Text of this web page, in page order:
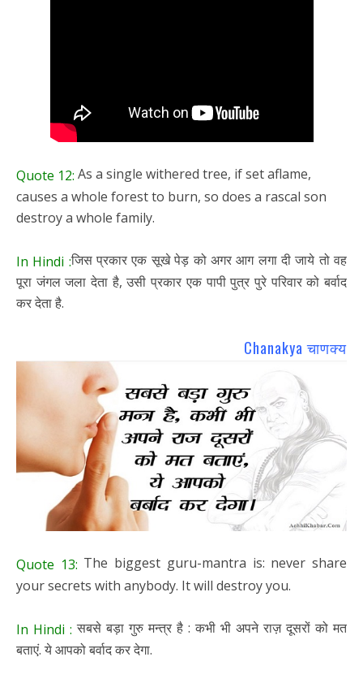
Quote 12: As a single withered tree, if set aflame,
causes a whole forest to burn, so does a rascal son
destroy a whole family.
In Hindi :जिस प्रकार एक सूखे पेड़ को अगर आग लगा दी जाये तो वह
पूरा जंगल जला देता है, उसी प्रकार एक पापी पुत्र पुरे परिवार को बर्वाद
कर देता है.
Chanakya चाणक्य
Quote 13: The biggest guru-mantra is: never share
your secrets with anybody. It will destroy you.
In Hindi : सबसे बड़ा गुरु मन्त्र है : कभी भी अपने राज़ दूसरों को मत
बताएं. ये आपको बर्वाद कर देगा.